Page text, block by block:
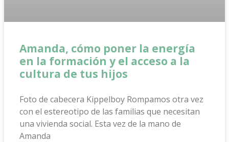
Amanda, cómo poner la energía
en la formación y el acceso a la
cultura de tus hijos
Foto de cabecera Kippelboy Rompamos otra vez
con el estereotipo de las familias que necesitan
una vivienda social. Esta vez de la mano de
Amanda